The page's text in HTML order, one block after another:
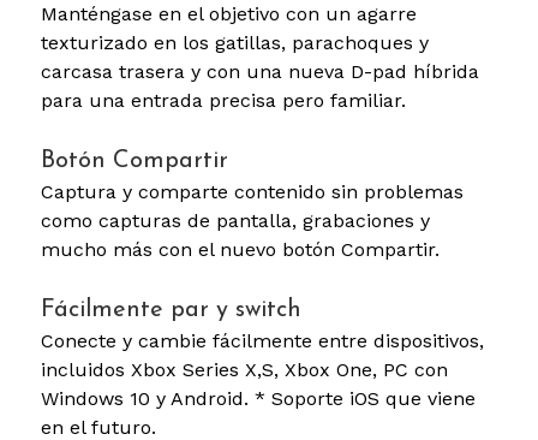
Manténgase en el objetivo con un agarre
texturizado en los gatillas, parachoques y
carcasa trasera y con una nueva D-pad híbrida
para una entrada precisa pero familiar.
Botón Compartir
Captura y comparte contenido sin problemas
como capturas de pantalla, grabaciones y
mucho más con el nuevo botón Compartir.
Fácilmente par y switch
Conecte y cambie fácilmente entre dispositivos,
incluidos Xbox Series X,S, Xbox One, PC con
Windows 10 y Android. * Soporte iOS que viene
en el futuro.